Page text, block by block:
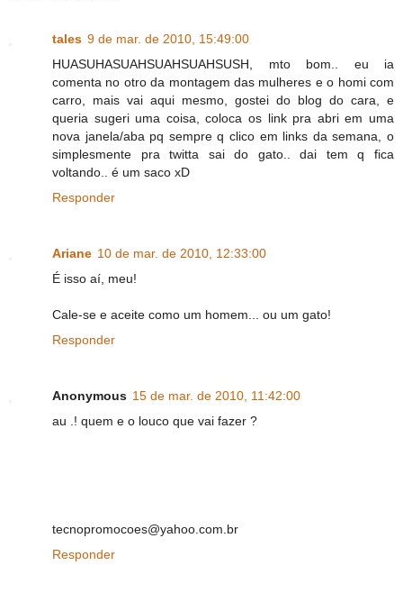
tales 9 de mar. de 2010, 15:49:00
HUASUHASUAHSUAHSUAHSUSH, mto bom.. eu ia
comenta no otro da montagem das mulheres e o homi com
carro, mais vai aqui mesmo, gostei do blog do cara, e
queria sugeri uma coisa, coloca os link pra abri em uma
nova janela/aba pq sempre q clico em links da semana, o
simplesmente pra twitta sai do gato.. dai tem q fica
voltando.. é um saco xD
Responder
Ariane 10 de mar. de 2010, 12:33:00
É isso aí, meu!
Cale-se e aceite como um homem... ou um gato!
Responder
Anonymous 15 de mar. de 2010, 11:42:00
au .! quem e o louco que vai fazer ?
tecnopromocoes@yahoo.com.br
Responder